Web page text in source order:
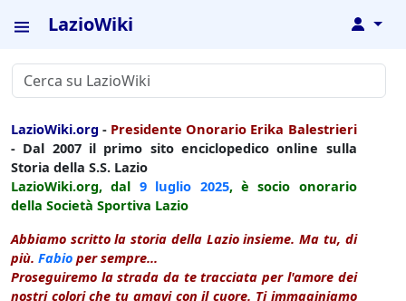
LazioWiki ↓
LazioWiki.org - Presidente Onorario Erika Balestrieri
- Dal 2007 il primo sito enciclopedico online sulla
Storia della S.S. Lazio
LazioWiki.org, dal 9 luglio 2025, è socio onorario
della Società Sportiva Lazio
Abbiamo scritto la storia della Lazio insieme. Ma tu, di
più. Fabio per sempre...
Proseguiremo la strada da te tracciata per l'amore dei
nostri colori che tu amavi con il cuore. Ti immaginiamo